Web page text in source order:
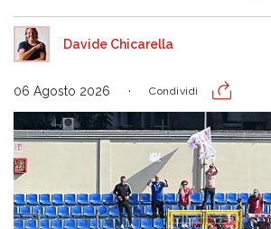
Davide Chicarella
06 Agosto 2026 Condividi